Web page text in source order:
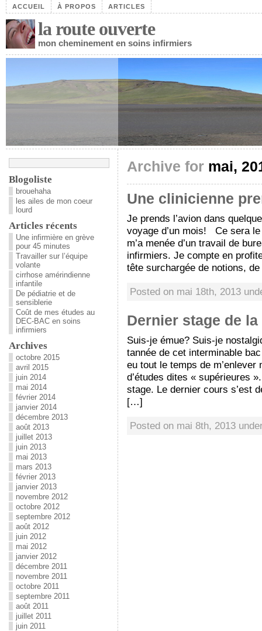
ACCUEIL À PROPOS ARTICLES
la route ouverte
mon cheminement en soins infirmiers
Archive for mai,
Une clinicienne
Je prends l’avion dans
voyage d’un mois! Ce sera le
m’a menée d’un travail de
infirmiers. Je compte en
tête surchargée de notions,
Posted on mai 18th, 2013
Dernier stage de
Suis-je émue? Suis-je
tannée de cet interminable
eu tout le temps de
d’études dites « supérieures
stage. Le dernier cours s’est
[…]
Posted on mai 8th, 2013
Blogoliste
brouehaha
les ailes de mon coeur
lourd
Articles récents
Une infirmière en grève
pour 45 minutes
Travailler sur l’équipe
volante
cirrhose amérindienne
infantile
De pédiatrie et de
sensiblerie
Coût de mes études au
DEC-BAC en soins
infirmiers
Archives
octobre 2015
avril 2015
juin 2014
mai 2014
février 2014
janvier 2014
décembre 2013
août 2013
juillet 2013
juin 2013
mai 2013
mars 2013
février 2013
janvier 2013
novembre 2012
octobre 2012
septembre 2012
août 2012
juin 2012
mai 2012
janvier 2012
décembre 2011
novembre 2011
octobre 2011
septembre 2011
août 2011
juillet 2011
juin 2011